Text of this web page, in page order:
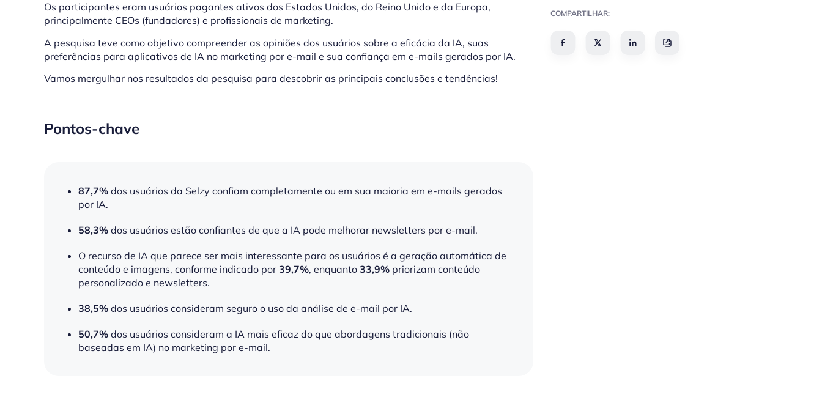
Os participantes eram usuários pagantes ativos dos Estados Unidos, do Reino Unido e da Europa,
principalmente CEOs (fundadores) e profissionais de marketing.
A pesquisa teve como objetivo compreender as opiniões dos usuários sobre a eficácia da IA, suas
preferências para aplicativos de IA no marketing por e-mail e sua confiança em e-mails gerados por IA.
Vamos mergulhar nos resultados da pesquisa para descobrir as principais conclusões e tendências!
Pontos-chave
87,7% dos usuários da Selzy confiam completamente ou em sua maioria em e-mails gerados
por IA.
58,3% dos usuários estão confiantes de que a IA pode melhorar newsletters por e-mail.
O recurso de IA que parece ser mais interessante para os usuários é a geração automática de
conteúdo e imagens, conforme indicado por 39,7%, enquanto 33,9% priorizam conteúdo
personalizado e newsletters.
38,5% dos usuários consideram seguro o uso da análise de e-mail por IA.
50,7% dos usuários consideram a IA mais eficaz do que abordagens tradicionais (não
baseadas em IA) no marketing por e-mail.
COMPARTILHAR: